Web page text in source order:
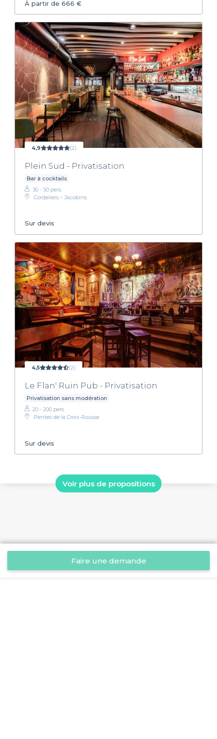
À partir de 666 €
4,9 (2)
Plein Sud - Privatisation
Bar à cocktails
30 - 50 pers.
Cordeliers – Jacobins
Sur devis
4,5 (2)
Le Flan' Ruin Pub - Privatisation
Privatisation sans modération
20 - 200 pers.
Pentes de la Croix-Rousse
Sur devis
Voir plus de propositions
Faire une demande